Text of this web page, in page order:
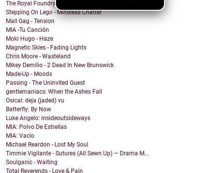
The Royal Foundry - I Don’t Wanna Talk
Stepping On Lego - Mindless Chatter
Mall Gag - Tension
MIA -Tu Canción
Moki Hugo - Haze
Magnetic Skies - Fading Lights
Chris Moore - Wasteland
Mikey Demilio - 2 Dead In New Brunswick
Made-Up - Moods
Passing - The Uninvited Guest
gentlemaniacs: When the Ashes Fall
Osical: deja (jaded) vu
Batterfly: By Now
Luke Angelo: insideoutsideways
MIA: Polvo De Estrellas
MIA: Vacío
Michael Reardon - Lost My Soul
Timmie Vigilante - Sutures (All Sewn Up) — Drama M...
Soulganic - Waiting
Total Reverends - Love & Pain